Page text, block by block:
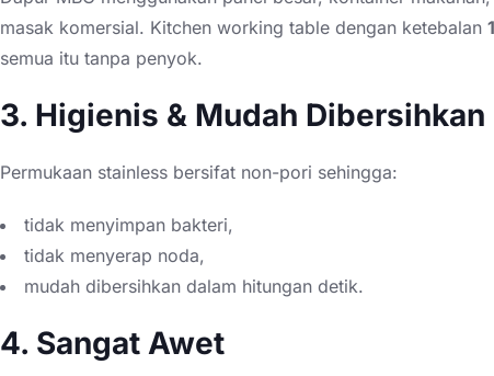
masak komersial. Kitchen working table dengan ketebalan
semua itu tanpa penyok.
3. Higienis & Mudah Dibersihkan
Permukaan stainless bersifat non-pori sehingga:
tidak menyimpan bakteri,
tidak menyerap noda,
mudah dibersihkan dalam hitungan detik.
4. Sangat Awet